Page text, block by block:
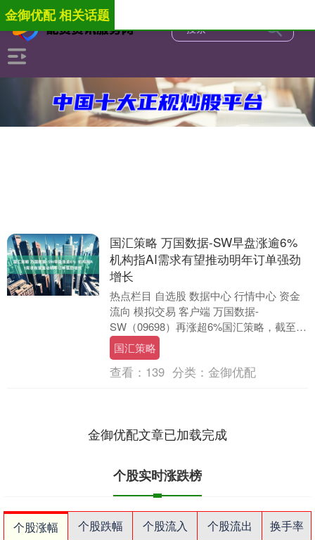
金御优配 相关话题
国汇策略 万国数据-SW早盘涨逾6%
机构指AI需求有望推动明年订单强劲
增长
热点栏目 自选股 数据中心 行情中心 资金
流向 模拟交易 客户端 万国数据-
SW（09698）再涨超6%国汇策略，截至发
稿，股价上涨5.84%，报31.92港元....
国汇策略
查看： 139 分类： 金御优配
金御优配文章已加载完成
个股实时涨跌榜
个股涨幅 个股跌幅 个股流入 个股流出
换手率